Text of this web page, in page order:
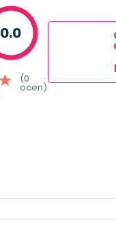
0.0
(0
ocen)